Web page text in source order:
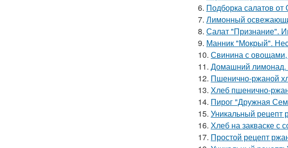
6. Подборка салатов
7. Лимонный
8. Салат "Признание".
9. Манник "Мокрый".
10. Свинина с овощами,
11. Домашний лимонад.
12. Пшенично-ржаной
13. Хлеб пшенично-
14. Пирог "Дружная
15. Уникальный рецепт
16. Хлеб на закваске с
17. Простой рецепт